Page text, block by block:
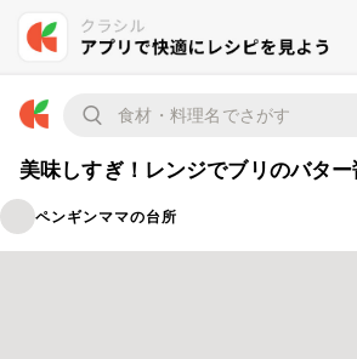
美味しすぎ！レンジでブリのバタ
ペンギンママの台所